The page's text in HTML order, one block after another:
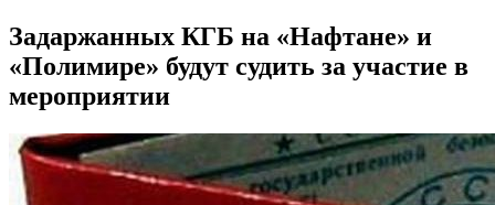
Задаржанных КГБ на «Нафтане» и
«Полимире» будут судить за участие в
мероприятии